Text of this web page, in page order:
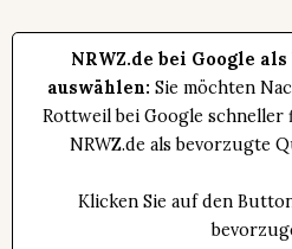
NRWZ.de bei Google
auswählen: Sie möchten
Rottweil bei Google schneller
NRWZ.de als bevorzugte
Klicken Sie auf den